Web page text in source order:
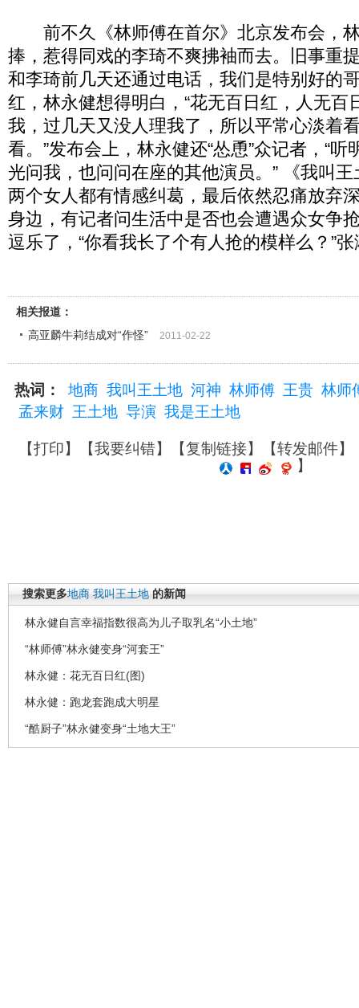
前不久《林师傅在首尔》北京发布会，
捧，惹得同戏的李琦不爽拂袖而去。旧事重
和李琦前几天还通过电话，我们是特别好的
红，林永健想得明白，“花无百日红，人无百
我，过几天又没人理我了，所以平常心淡着
看。”发布会上，林永健还“怂恿”众记者，“
光问我，也问问在座的其他演员。” 《我叫
两个女人都有情感纠葛，最后依然忍痛放弃
身边，有记者问生活中是否也会遭遇众女争
逗乐了，“你看我长了个有人抢的模样么？”张
相关报道：
高亚麟牛莉结成对“作怪”
2011-02-22
热词： 地商 我叫王土地 河神 林师傅 王贵 林师
孟来财 王土地 导演 我是王土地
【打印】【我要纠错】【复制链接】【转发邮件】
】
搜索更多地商 我叫王土地 的新闻
林永健自言幸福指数很高为儿子取乳名“小土地”
“林师傅”林永健变身“河套王”
林永健：花无百日红(图)
林永健：跑龙套跑成大明星
“酷厨子”林永健变身“土地大王”